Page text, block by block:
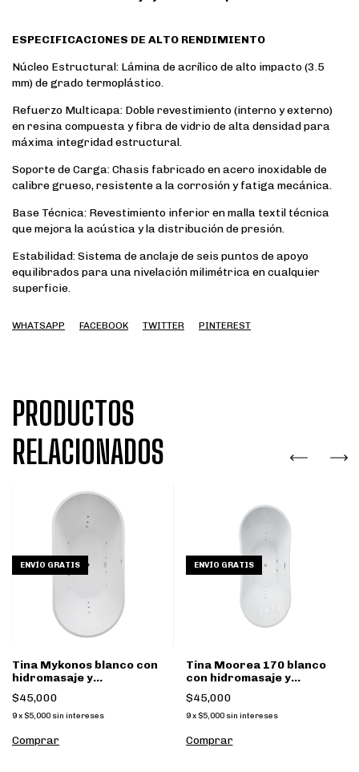
ESPECIFICACIONES DE ALTO RENDIMIENTO
​Núcleo Estructural: Lámina de acrílico de alto impacto (3.5
mm) de grado termoplástico.
​Refuerzo Multicapa: Doble revestimiento (interno y externo)
en resina compuesta y fibra de vidrio de alta densidad para
máxima integridad estructural.
​Soporte de Carga: Chasis fabricado en acero inoxidable de
calibre grueso, resistente a la corrosión y fatiga mecánica.
​Base Técnica: Revestimiento inferior en malla textil técnica
que mejora la acústica y la distribución de presión.
​Estabilidad: Sistema de anclaje de seis puntos de apoyo
equilibrados para una nivelación milimétrica en cualquier
superficie.
WHATSAPP FACEBOOK TWITTER PINTEREST
PRODUCTOS
RELACIONADOS
ENVÍO GRATIS
Tina Mykonos blanco con
hidromasaje y
cromoterapia
$45,000
9x $5,000 sin intereses
Comprar
ENVÍO GRATIS
Tina Moorea 170 blanco
con hidromasaje y
cromoterapia
$45,000
9 x $5,000 sin intereses
Comprar